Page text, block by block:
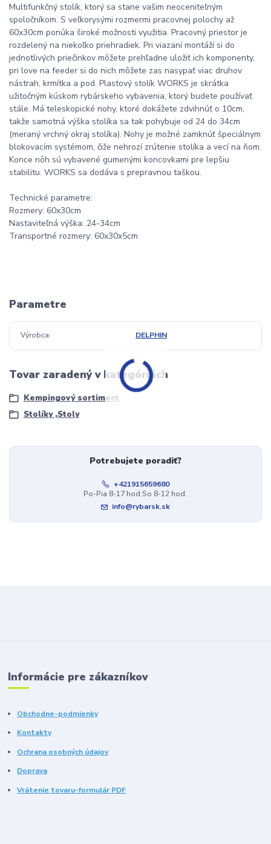
Multifunkčný stolík, ktorý sa stane vašim neoceniteľným
spoločníkom. S veľkorysými rozmermi pracovnej polochy až
60x30cm ponúka široké možnosti využitia. Pracovný priestor je
rozdelený na niekoľko priehradiek. Pri viazaní montáží si do
jednotlivých priečinkov môžete prehľadne uložiť ich komponenty,
pri love na feeder si do nich môžete zas nasypať viac druhov
nástrah, krmítka a pod. Plastový stolík WORKS je skrátka
užitočným kúskom rybárskeho vybavenia, ktorý budete používať
stále. Má teleskopické nohy, ktoré dokážete zdvihnúť o 10cm,
takže samotná výška stolíka sa tak pohybuje od 24 do 34cm
(meraný vrchný okraj stolíka). Nohy je možné zamknúť špeciálnym
blokovacím systémom, čiže nehrozí zrútenie stolíka a vecí na ňom.
Konce nôh sú vybavené gumenými koncovkami pre lepšiu
stabilitu. WORKS sa dodáva s prepravnou taškou.
Technické parametre:
Rozmery: 60x30cm
Nastaviteľná výška: 24-34cm
Transportné rozmery: 60x30x5cm
Parametre
Výrobca DELPHIN
Tovar zaradený v kategóriách
Kempingový sortiment
Stolíky ,Stoly
Potrebujete poradiť?
+421915659680
Po-Pia 8-17 hod.So 8-12 hod.
info@rybarsk.sk
Informácie pre zákazníkov
Obchodne-podmienky
Kontakty
Ochrana osobných údajov
Doprava
Vrátenie tovaru-formulár PDF